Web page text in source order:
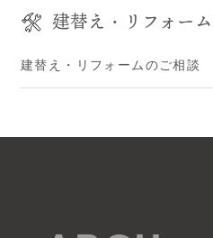
建替え・リフォーム
建替え・リフォームのご相談